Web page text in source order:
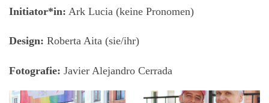
Initiator*in: Ark Lucia (keine Pronomen)
Design: Roberta Aita (sie/ihr)
Fotografie: Javier Alejandro Cerrada